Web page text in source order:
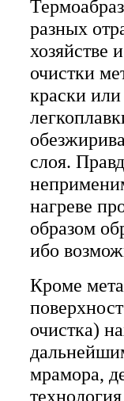
разных
хозяйстве
очистки
краски
слоя.
нагреве
образом
ибо
Кроме
очистка)
мрамора,